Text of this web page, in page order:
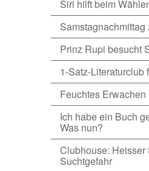
Siri hilft beim
Samstagnachmittag
Prinz Rupi besucht
1-Satz-Literaturclub
Feuchtes Erwachen
Ich habe ein Buch
Was nun?
Clubhouse: Heisser
Suchtgefahr